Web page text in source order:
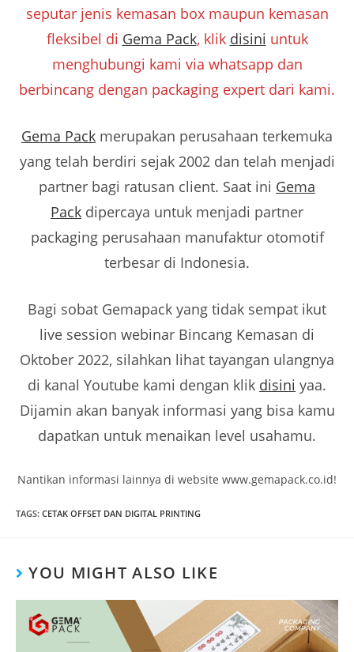
seputar jenis kemasan box maupun kemasan
fleksibel di Gema Pack, klik disini untuk
menghubungi kami via whatsapp dan
berbincang dengan packaging expert dari kami.
Gema Pack merupakan perusahaan terkemuka
yang telah berdiri sejak 2002 dan telah menjadi
partner bagi ratusan client. Saat ini Gema
Pack dipercaya untuk menjadi partner
packaging perusahaan manufaktur otomotif
terbesar di Indonesia.
Bagi sobat Gemapack yang tidak sempat ikut
live session webinar Bincang Kemasan di
Oktober 2022, silahkan lihat tayangan ulangnya
di kanal Youtube kami dengan klik disini yaa.
Dijamin akan banyak informasi yang bisa kamu
dapatkan untuk menaikan level usahamu.
Nantikan informasi lainnya di website www.gemapack.co.id!
TAGS: CETAK OFFSET DAN DIGITAL PRINTING
YOU MIGHT ALSO LIKE